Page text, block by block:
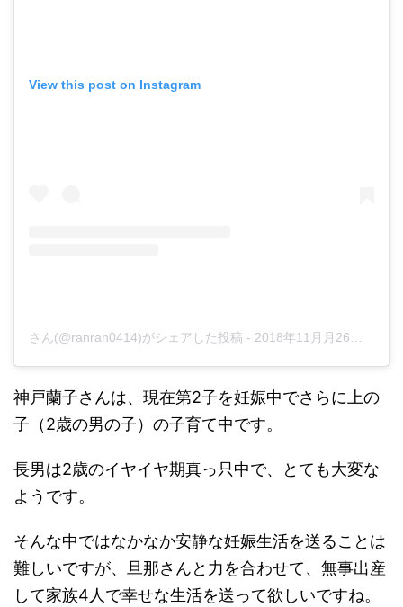
View this post on Instagram
さん(@ranran0414)がシェアした投稿 - 2018年11月月26日午前3時08分PST
神戸蘭子さんは、現在第2子を妊娠中でさらに上の
子（2歳の男の子）の子育て中です。
長男は2歳のイヤイヤ期真っ只中で、とても大変な
ようです。
そんな中ではなかなか安静な妊娠生活を送ることは
難しいですが、旦那さんと力を合わせて、無事出産
して家族4人で幸せな生活を送って欲しいですね。